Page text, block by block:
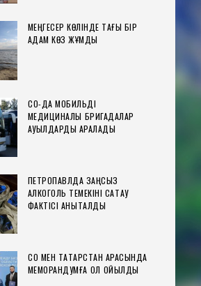
МЕҢГЕСЕР КӨЛІНДЕ ТАҒЫ БІР
АДАМ КӨЗ ЖҰМДЫ
СҚО-ДА МОБИЛЬДІ
МЕДИЦИНАЛЫҚ БРИГАДАЛАР
АУЫЛДАРДЫ АРАЛАДЫ
ПЕТРОПАВЛДА ЗАҢСЫЗ
АЛКОГОЛЬ ТЕМЕКІНІ САҚТАУ
ФАКТІСІ АНЫҚТАЛДЫ
СҚО МЕН ТАТАРСТАН АРАСЫНДА
МЕМОРАНДУМҒА ҚОЛ ҚОЙЫЛДЫ